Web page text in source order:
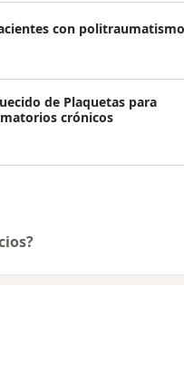
con politraumatismo
de Plaquetas para
crónicos